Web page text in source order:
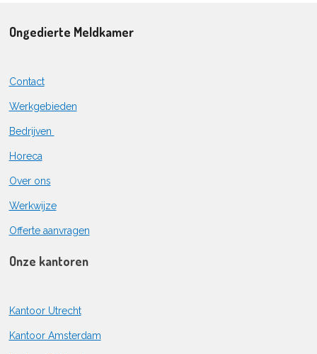
Ongedierte Meldkamer
Contact
Werkgebieden
Bedrijven
Horeca
Over ons
Werkwijze
Offerte aanvragen
Onze kantoren
Kantoor Utrecht
Kantoor Amsterdam